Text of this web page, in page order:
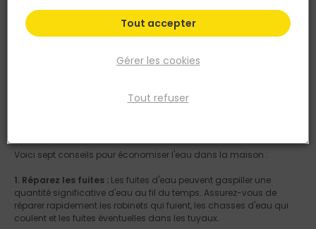
Économiser l'eau à la maison est non seulement bénéfique pour
Voici sept conseils pour économiser l'eau dans la maison :
1. Réparez les fuites : Les fuites d'eau peuvent gaspiller une
quantité significative d'eau au fil du temps. Assurez-vous de
réparer rapidement les robinets qui fuient, les chasses d'eau qui
coulent et les fuites éventuelles dans les tuyaux.
Gérer les cookies
Tout refuser
Tout accepter